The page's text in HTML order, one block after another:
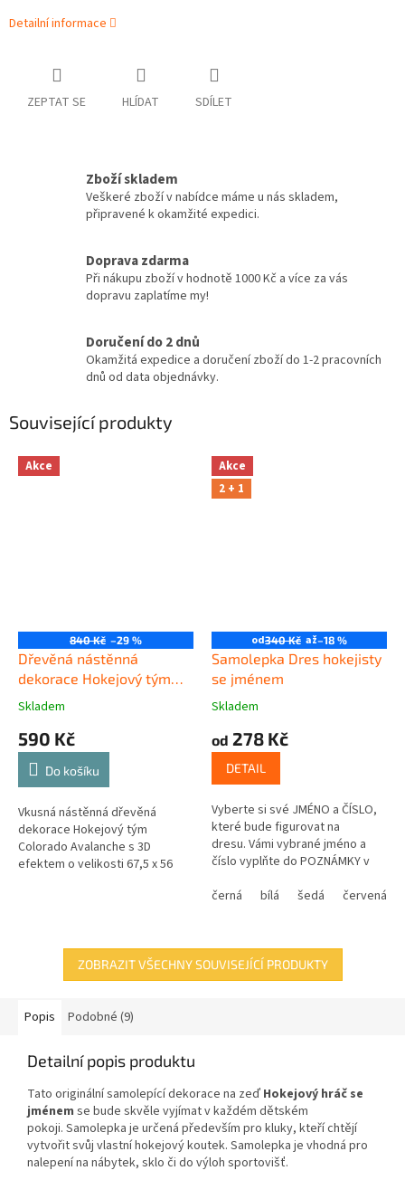
Detailní informace
ZEPTAT SE HLÍDAT SDÍLET
Zboží skladem
Veškeré zboží v nabídce máme u nás skladem,
připravené k okamžité expedici.
Doprava zdarma
Při nákupu zboží v hodnotě 1000 Kč a více za vás
dopravu zaplatíme my!
Doručení do 2 dnů
Okamžitá expedice a doručení zboží do 1-2 pracovních
dnů od data objednávky.
Související produkty
Akce
840 Kč –29 %
Dřevěná nástěnná
dekorace Hokejový tým
Colorado Avalanche
Skladem
590 Kč
Do košíku
Vkusná nástěnná dřevěná
dekorace Hokejový tým
Colorado Avalanche s 3D
efektem o velikosti 67,5 x 56
Akce
2 + 1
od340 Kč až–18 %
Samolepka Dres hokejisty
se jménem
Skladem
od 278 Kč
DETAIL
Vyberte si své JMÉNO a ČÍSLO,
které bude figurovat na
dresu. Vámi vybrané jméno a
číslo vyplňte do POZNÁMKY v
černá
bílá šedá červená
ZOBRAZIT VŠECHNY SOUVISEJÍCÍ PRODUKTY
Popis Podobné (9)
Detailní popis produktu
Tato originální samolepící dekorace na zeď Hokejový hráč se
jménem se bude skvěle vyjímat v každém dětském
pokoji. Samolepka je určená především pro kluky, kteříchtějí
vytvořitsvůj vlastníhokejovýkoutek. Samolepka je vhodná pro
nalepení na nábytek, sklo či do výloh sportovišť.